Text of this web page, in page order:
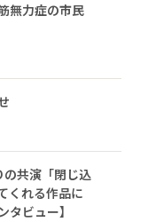
無力症の市民
共演「閉じ込
くれる作品に
ビュー】